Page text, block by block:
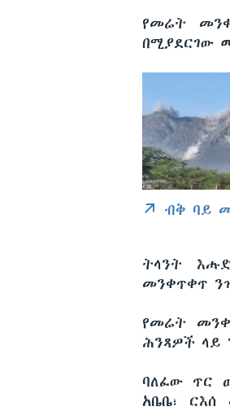
የመሬት
በሚያደርገው
ብቅ ባይ
ትላንት
መንቀጥቀጥ
የመሬት
ሕንጻዎች ላይ
ባለፈው ጥር
አቤቤ፣